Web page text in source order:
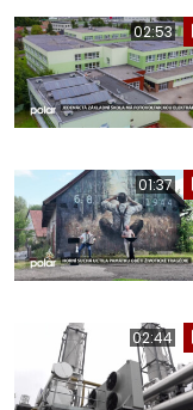
02:53
01:37
02:44